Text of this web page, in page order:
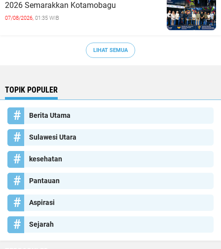
2026 Semarakkan Kotamobagu
07/08/2026, 01:35 WIB
LIHAT SEMUA
TOPIK POPULER
Berita Utama
Sulawesi Utara
kesehatan
Pantauan
Aspirasi
Sejarah